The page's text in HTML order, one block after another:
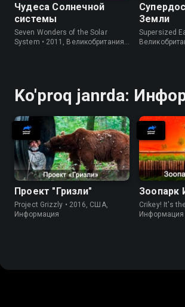
Чудеса Солнечной
системы
Seven Wonders of the Solar
System • 2011, Великобритания,
Земли
Supersized
Ko'proq janrda:
Проект "Гризли"
Project Grizzly • 2016, США,
Информация
Зоопарк
Crikey! It's
Информация